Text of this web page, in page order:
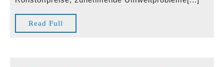
Sungen
Im
Modernen
Read Full
Full